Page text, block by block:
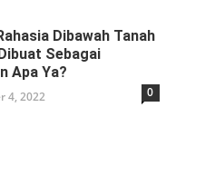
Dibawah Tanah
Sebagai
Apa Ya?
4, 2022 0